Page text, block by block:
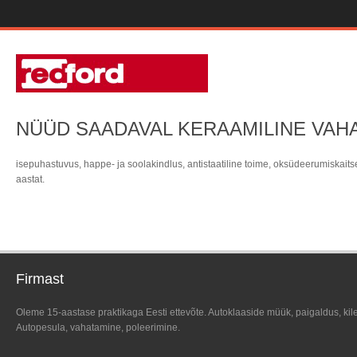
NÜÜD SAADAVAL KERAAMILINE
isepuhastuvus, happe- ja soolakindlus, antistaatiline toime,
aastat.
Firmast
Oleme 15-aastase praktikaga Eesti ettevõte. Autoklaaside müük, paigaldus,
Autopesula, vahatamine, poleerimine.